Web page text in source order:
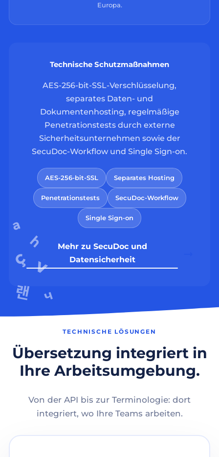
Europa.
Technische Schutzmaßnahmen
AES-256-bit-SSL-Verschlüsselung,
separates Daten- und
Dokumentenhosting, regelmäßige
Penetrationstests durch externe
Sicherheitsunternehmen sowie der
SecuDoc-Workflow und Single Sign-on.
AES-256-bit-SSL Separates Hosting
Penetrationstests SecuDoc-Workflow
Single Sign-on
Mehr zu SecuDoc und
Datensicherheit
TECHNISCHE LÖSUNGEN
Übersetzung integriert in
Ihre Arbeitsumgebung.
Von der API bis zur Terminologie: dort
integriert, wo Ihre Teams arbeiten.